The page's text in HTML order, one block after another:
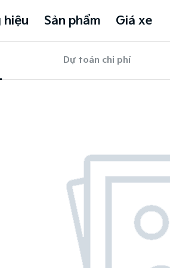
hiệu Sản phẩm Giá xe
Dự toán chi phí